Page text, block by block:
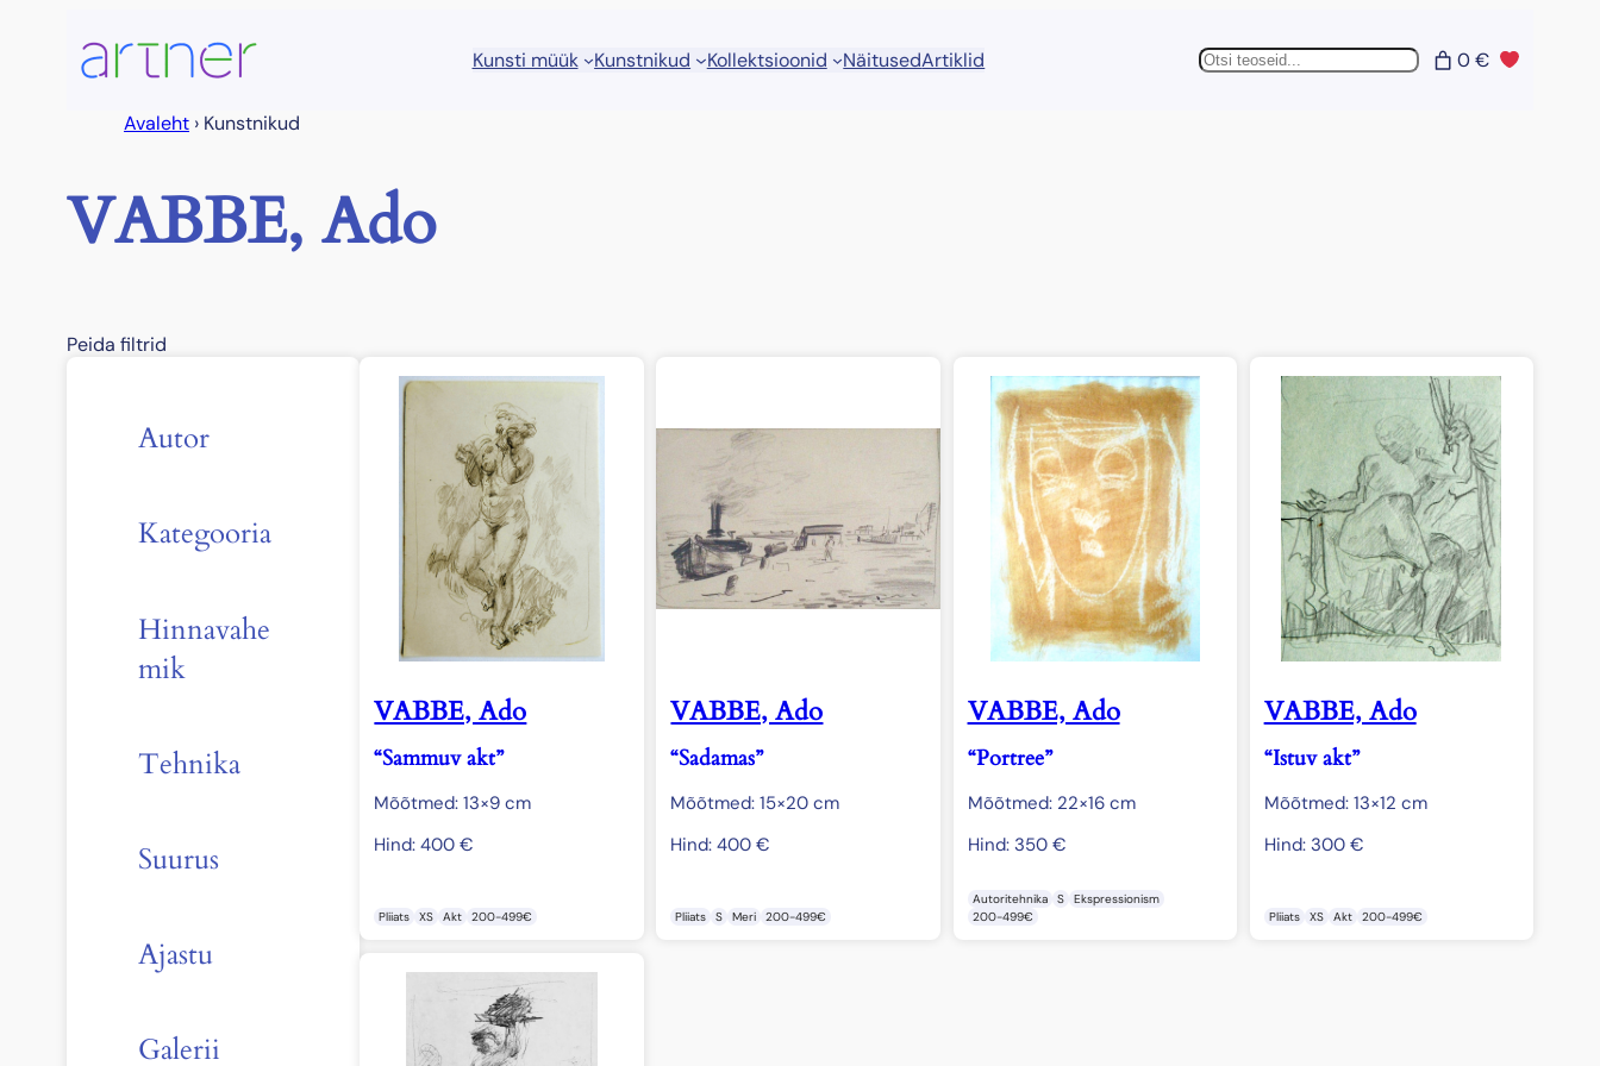
Kunsti müük Kunstnikud Kollektsioonid NäitusedArtiklid Otsing 0 €
Avaleht › Kunstnikud
VABBE, Ado
Peida filtrid
Autor
Kategooria
Hinnavahe
mik
Tehnika
Suurus
Ajastu
Galerii
VABBE, Ado
“Sammuv akt”
Mõõtmed: 13×9 cm
Hind:400€
Pliiats XS Akt 200-499€
VABBE, Ado
“Sadamas”
Mõõtmed: 15×20 cm
Hind:400€
Pliiats S Meri 200-499€
VABBE, Ado
“Portree”
Mõõtmed: 22×16 cm
Hind: 350 €
Autoritehnika S
Ekspressionism
200-499€
VABBE, Ado
“Istuv akt”
Mõõtmed: 13×12 cm
Hind: 300 €
Pliiats XS Akt 200-499€